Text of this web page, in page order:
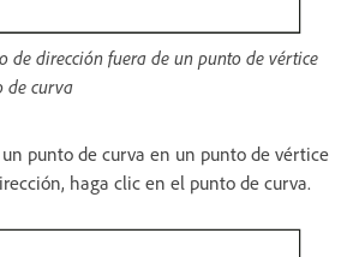
de dirección fuera de un punto de vértice
de curva
punto de curva en un punto de vértice
haga clic en el punto de curva.